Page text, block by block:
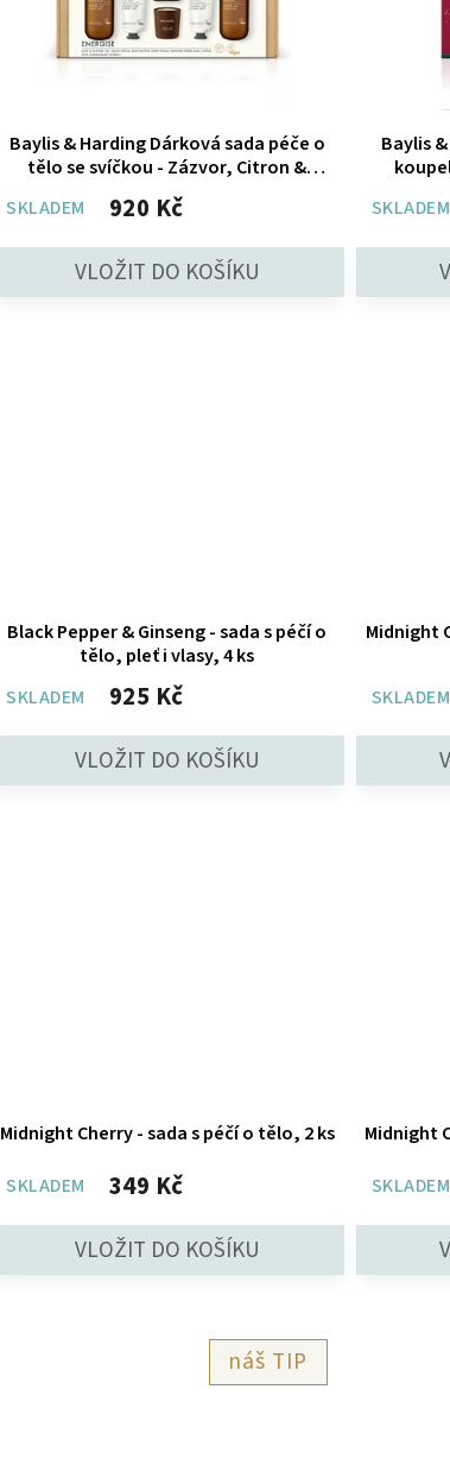
Baylis & Harding Dárková sada péče o
tělo se svíčkou - Zázvor, Citron &
Bazalka, 6ks
SKLADEM 920 Kč
Baylis
SKLADEM
Black Pepper & Ginseng - sada s péčí o
tělo, pleť i vlasy, 4 ks
SKLADEM
925 Kč
Midnight
SKLADEM
Midnight Cherry - sada s péčí o tělo, 2 ks
SKLADEM 349 Kč
Midnight
SKLADEM
TIP